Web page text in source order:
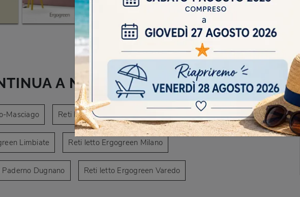
A NAVIGARE
Masciago Reti letto Ergogreen Garbagnate Milanese
Limbiate Reti letto Ergogreen Milano
Dugnano Reti letto Ergogreen Varedo